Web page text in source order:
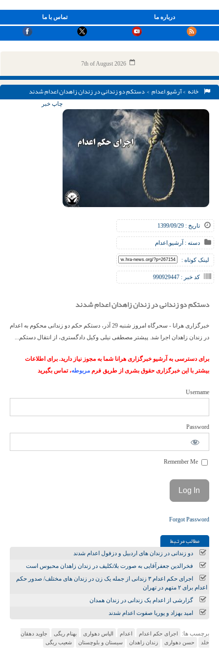
تماس با ما درباره ما
7th of August 2026
خانه >آرشیو,اعدام> دستکم دو زندانی در زندان زاهدان اعدام شدند
تاریخ : 1399/09/29
دسته : آرشیو,اعدام
لینک کوتاه :
کد خبر : 990929447
چاپ خبر
دستکم دو زندانی در زندان زاهدان اعدام شدند
خبرگزاری هرانا - سحرگاه امروز شنبه 29 آذر، دستکم حکم دو زندانی محکوم به اعدام
در زندان زاهدان اجرا شد. پیشتر مصطفی نیلی وکیل دادگستری، از انتقال دستکم...
برای دسترسی به آرشیو خبرگزاری هرانا شما به مجوز نیاز دارید. برای اطلاعات
بیشتر با این خبرگزاری حقوق بشری از طریق فرم مربوطه، تماس بگیرید
Username
Password
Forgot Password
مطالب مرتـبط
دو زندانی در زندان های اردبیل و دزفول اعدام شدند
فخرالدین جعفرآقایی به صورت بلاتکلیف در زندان زاهدان محبوس است
اجرای حکم اعدام ۳ زندانی از جمله یک زن در زندان‌ های مختلف/ صدور حکم
اعدام برای ۲ متهم در تهران
گزارشی از اعدام یک زندانی در زندان همدان
امید بهزاد و پوریا صفوت اعدام شدند
برچسب ها: اجرای حکم اعدام اعدام الیاس دهواری بهنام ریگی
جاوید دهقان
خلد
حسن دهواری زندان زاهدان سیستان و بلوچستان شعیب ریگی